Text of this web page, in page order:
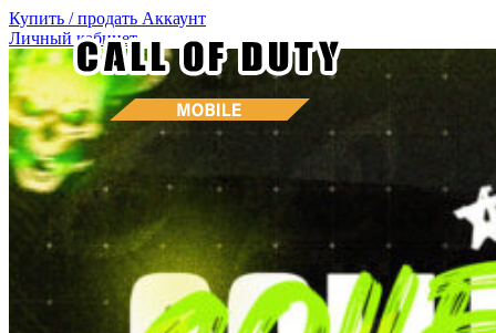
Купить / продать Аккаунт
Личный кабинет